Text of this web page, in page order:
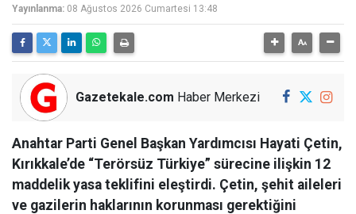
Yayınlanma: 08 Ağustos 2026 Cumartesi 13:48
Gazetekale.com Haber Merkezi
Anahtar Parti Genel Başkan Yardımcısı Hayati Çetin,
Kırıkkale’de “Terörsüz Türkiye” sürecine ilişkin 12
maddelik yasa teklifini eleştirdi. Çetin, şehit aileleri
ve gazilerin haklarının korunması gerektiğini